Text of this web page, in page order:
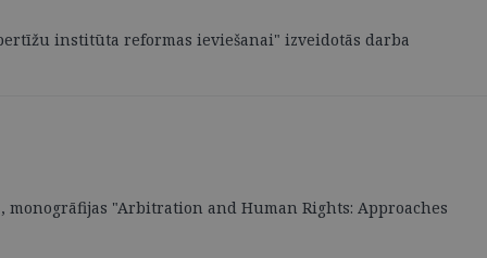
institūta reformas ieviešanai" izveidotās darba
monogrāfijas "Arbitration and Human Rights: Approaches